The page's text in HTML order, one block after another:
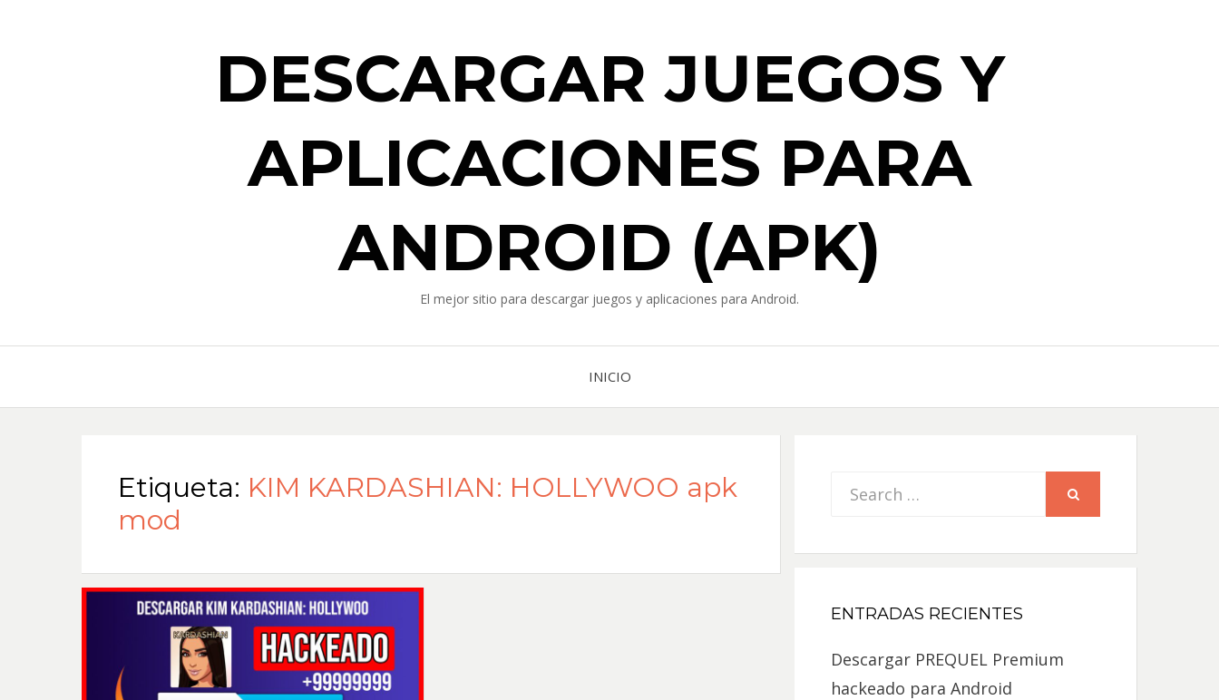
DESCARGAR JUEGOS Y
APLICACIONES PARA
ANDROID (APK)
El mejor sitio para descargar juegos y aplicaciones para Android.
INICIO
Etiqueta: KIM KARDASHIAN: HOLLYWOO apk
mod
Search
ENTRADAS RECIENTES
Descargar PREQUEL Premium
hackeado para Android